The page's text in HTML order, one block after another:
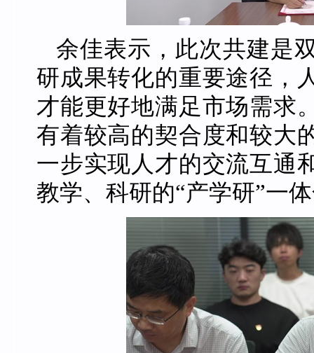
余佳表示，此次共建是
研成果转化的重要途径，
才能更好地满足市场需求
有着较高的契合度和较大
一步实现人才的交流互通
教学、科研的“产学研”一